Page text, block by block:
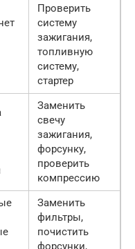
Проверить
систему
зажигания,
топливную
систему,
стартер
Заменить
свечу
зажигания,
форсунку,
проверить
компрессию
Заменить
фильтры,
почистить
форсунки,